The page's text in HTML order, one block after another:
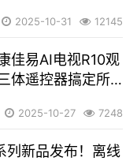
2025-10-31 12145
佳易AI电视R10观
体遥控器搞定所
2025-10-27 7248
列新品发布！离线